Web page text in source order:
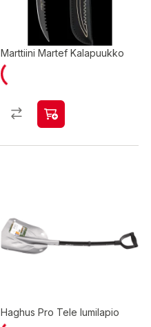
Marttiini Martef Kalapuukko
Haghus Pro Tele lumilapio